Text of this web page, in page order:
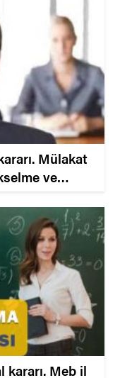
Mülakat
ve
kararı. Meb il